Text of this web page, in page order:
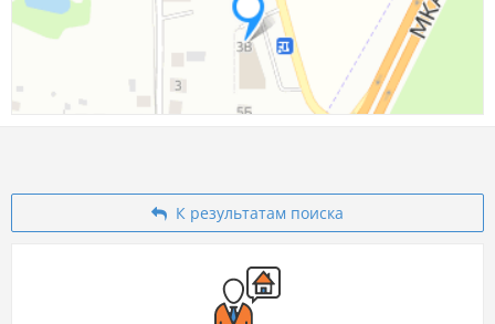
К результатам поиска